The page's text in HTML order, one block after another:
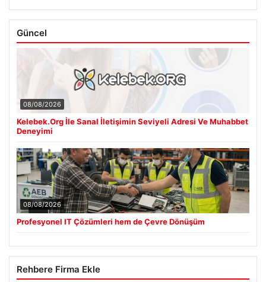
Güncel
08/08/2026
Kelebek.Org İle Sanal İletişimin Seviyeli Adresi Ve Muhabbet
Deneyimi
08/08/2026
Profesyonel IT Çözümleri hem de Çevre Dönüşüm
Rehbere Firma Ekle